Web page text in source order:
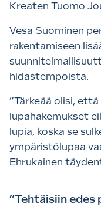
Kreaten Tuomo
Vesa Suominen
rakentamiseen
hidastempoista.
”Tärkeää olisi,
lupahakemukset
lupia, koska se
ympäristölupaa
Ehrukainen
”Tehtäisiin edes